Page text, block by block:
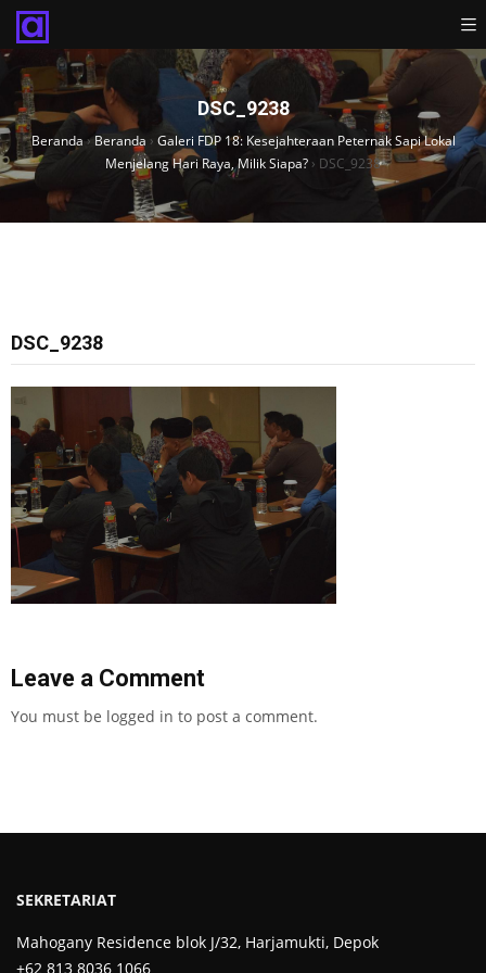
DSC_9238
Beranda›Beranda › Galeri FDP 18: Kesejahteraan Peternak Sapi Lokal
Menjelang Hari Raya, Milik Siapa? › DSC_9238
DSC_9238
Leave a Comment
You must be logged in to post a comment.
SEKRETARIAT
Mahogany Residence blok J/32, Harjamukti, Depok
+62 813 8036 1066